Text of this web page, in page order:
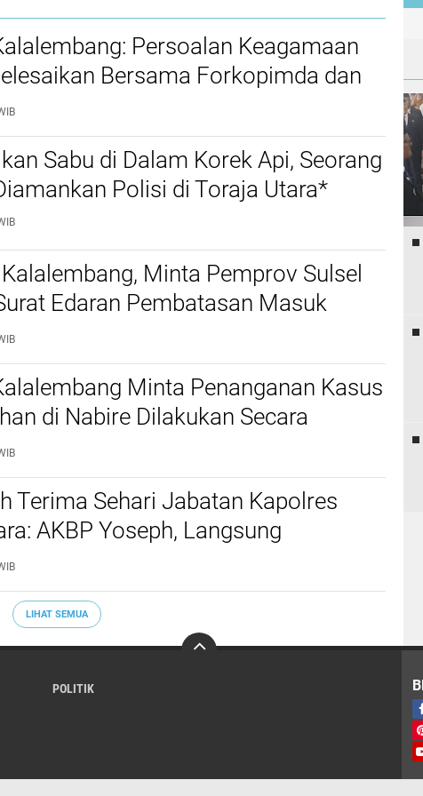
Persoalan Keagamaan
Bersama Forkopimda dan
Sabu di Dalam Korek Api, Seorang
Polisi di Toraja Utara*
Minta Pemprov Sulsel
Edaran Pembatasan Masuk
Tana Toraja dan Toraja
Minta Penanganan Kasus
di Nabire Dilakukan Secara
dan Sesuai Prosedur Hukum
Terima Sehari Jabatan Kapolres
AKBP Yoseph, Langsung
URC Resmob SatReskrim Tangkap
Seksual Anak
LIHAT SEMUA
POLITIK